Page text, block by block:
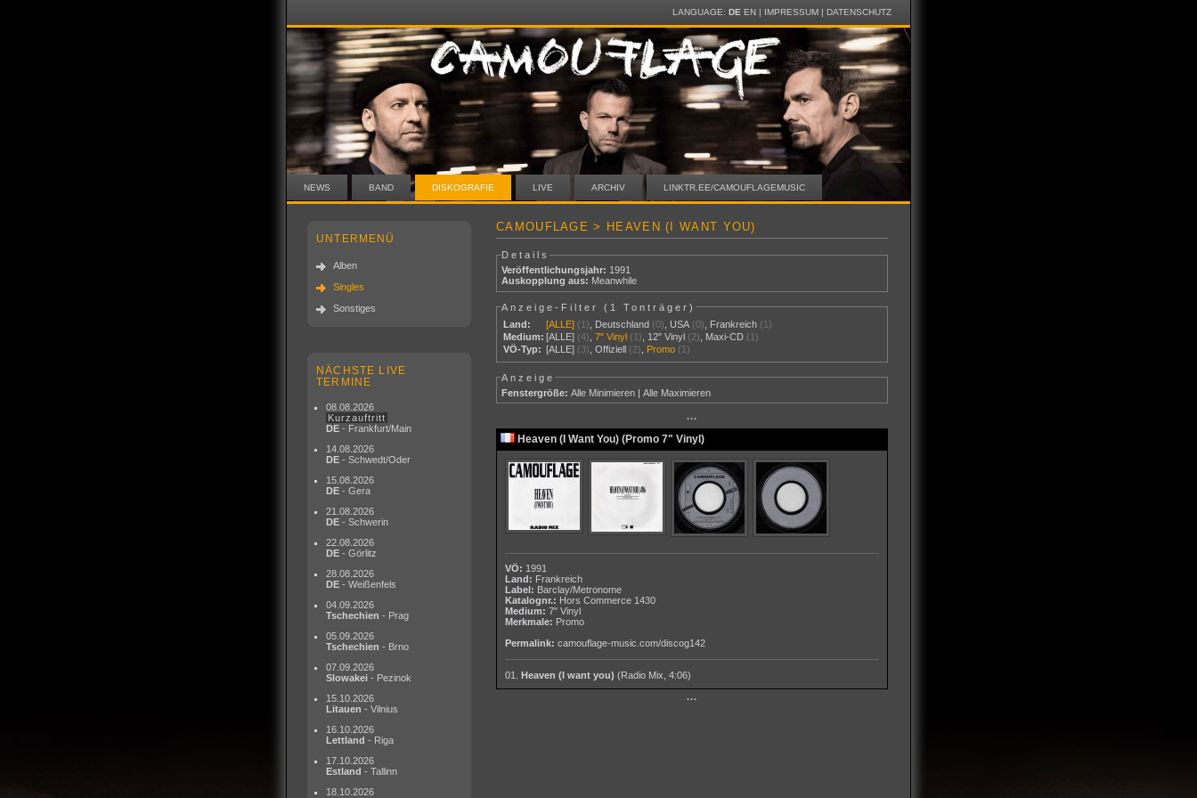
LANGUAGE: DE EN| IMPRESSUM| DATENSCHUTZ
NEWS BAND DISKOGRAFIE LIVE ARCHIV LINKTR.EE/CAMOUFLAGEMUSIC
UNTERMENÜ
Alben
Singles
Sonstiges
NÄCHSTE LIVE
TERMINE
08.08.2026
Kurzauftritt
DE - Frankfurt/Main
14.08.2026
DE - Schwedt/Oder
15.08.2026
DE - Gera
21.08.2026
DE - Schwerin
22.08.2026
DE - Görlitz
28.08.2026
DE - Weißenfels
04.09.2026
Tschechien - Prag
05.09.2026
Tschechien - Brno
07.09.2026
Slowakei - Pezinok
15.10.2026
Litauen - Vilnius
16.10.2026
Lettland - Riga
17.10.2026
Estland - Tallinn
18.10.2026
CAMOUFLAGE > HEAVEN (I WANT YOU)
Details
Veröffentlichungsjahr: 1991
Auskopplung aus: Meanwhile
Anzeige-Filter ( 1 Tonträger)
Land:
[ALLE] (1) Deutschland (0) USA (0) Frankreich (1)
Medium: [ALLE] (4) ,7" Vinyl (1) 12" Vinyl (2) Maxi-CD (1)
VÖ-Typ: [ALLE] (3) ,Offiziell (2) Promo (1)
Anzeige
Fenstergröße: Alle Minimieren |Alle Maximieren
···
Heaven (I Want You) (Promo 7" Vinyl)
VÖ: 1991
Land: Frankreich
Label: Barclay/Metronome
Katalognr.: Hors Commerce 1430
Medium: 7" Vinyl
Merkmale: Promo
Permalink: camouflage-music.com/discog142
01. Heaven (I want you) (Radio Mix, 4:06)
···